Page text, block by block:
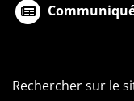
Rechercher sur le